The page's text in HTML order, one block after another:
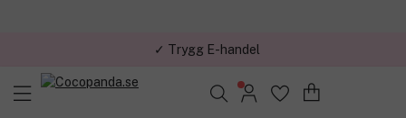
✓ Trygg E-handel